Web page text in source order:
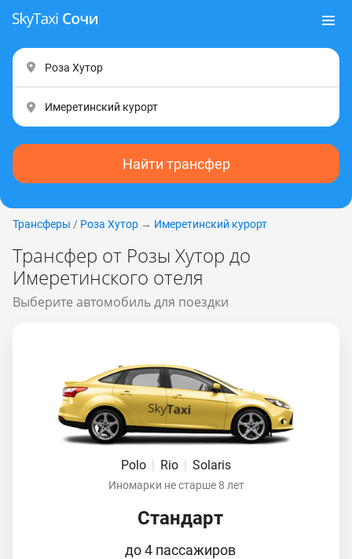
Найти трансфер
Трансферы / Роза Хутор → Имеретинский курорт
Трансфер от Розы Хутор до
Имеретинского отеля
Выберите автомобиль для поездки
Polo | Rio | Solaris
Иномарки не старше 8 лет
Стандарт
до 4 пассажиров